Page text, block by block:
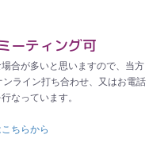
ーティング可
合が多いと思いますので、当方
ンライン打ち合わせ、又はお電話
なっています。
ちらから